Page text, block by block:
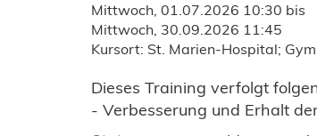
Mittwoch, 01.07.2026 10:30 bis
Mittwoch, 30.09.2026 11:45
Kursort: St. Marien-Hospital;
Dieses Training verfolgt
- Verbesserung und Erhalt